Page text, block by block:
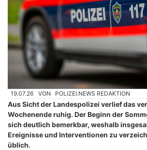
19.07.26 VON POLIZEI.NEWS REDAKTION
Aus Sicht der Landespolizei verlief das
Wochenende ruhig. Der Beginn der
sich deutlich bemerkbar, weshalb
Ereignisse und Interventionen zu
üblich.